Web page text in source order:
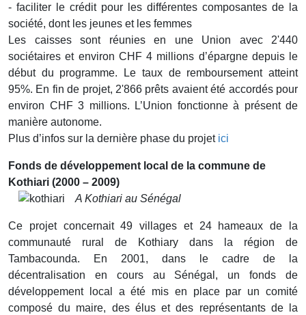
- faciliter le crédit pour les différentes composantes de la
société, dont les jeunes et les femmes
Les caisses sont réunies en une Union avec 2'440
sociétaires et environ CHF 4 millions d’épargne depuis le
début du programme. Le taux de remboursement atteint
95%. En fin de projet, 2'866 prêts avaient été accordés pour
environ CHF 3 millions. L’Union fonctionne à présent de
manière autonome.
Plus d’infos sur la dernière phase du projet ici
Fonds de développement local de la commune de
Kothiari (2000 – 2009)
A Kothiari au Sénégal
Ce projet concernait 49 villages et 24 hameaux de la
communauté rural de Kothiary dans la région de
Tambacounda. En 2001, dans le cadre de la
décentralisation en cours au Sénégal, un fonds de
développement local a été mis en place par un comité
composé du maire, des élus et des représentants de la